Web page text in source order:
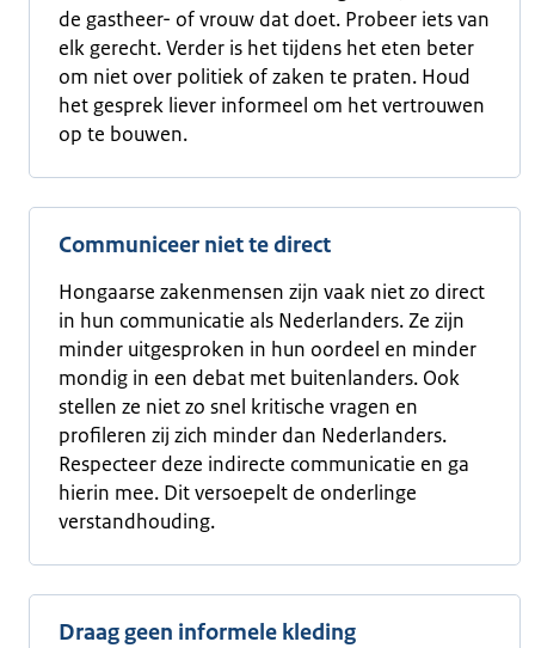
de gastheer- of vrouw dat doet. Probeer iets van
elk gerecht. Verder is het tijdens het eten beter
om niet over politiek of zaken te praten. Houd
het gesprek liever informeel om het vertrouwen
op te bouwen.
Communiceer niet te direct
Hongaarse zakenmensen zijn vaak niet zo direct
in hun communicatie als Nederlanders. Ze zijn
minder uitgesproken in hun oordeel en minder
mondig in een debat met buitenlanders. Ook
stellen ze niet zo snel kritische vragen en
profileren zij zich minder dan Nederlanders.
Respecteer deze indirecte communicatie en ga
hierin mee. Dit versoepelt de onderlinge
verstandhouding.
Draag geen informele kleding